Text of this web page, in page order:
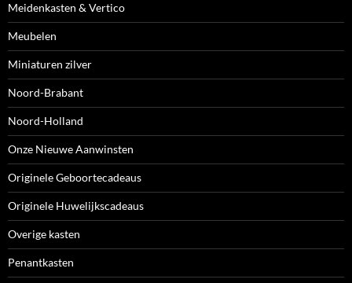
Meidenkasten & Vertico
Meubelen
Miniaturen zilver
Noord-Brabant
Noord-Holland
Onze Nieuwe Aanwinsten
Originele Geboortecadeaus
Originele Huwelijkscadeaus
Overige kasten
Penantkasten